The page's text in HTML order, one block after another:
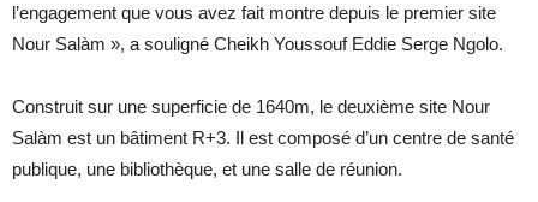
l’engagement que vous avez fait montre depuis le premier site
Nour Salàm », a souligné Cheikh Youssouf Eddie Serge Ngolo.
Construit sur une superficie de 1640m, le deuxième site Nour
Salàm est un bâtiment R+3. Il est composé d’un centre de santé
publique, une bibliothèque, et une salle de réunion.